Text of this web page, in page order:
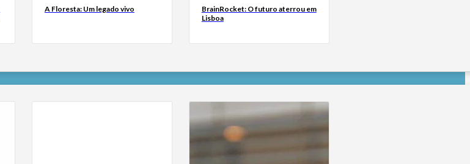
A Floresta: Um legado vivo
BrainRocket: O futuro aterrou em
Lisboa